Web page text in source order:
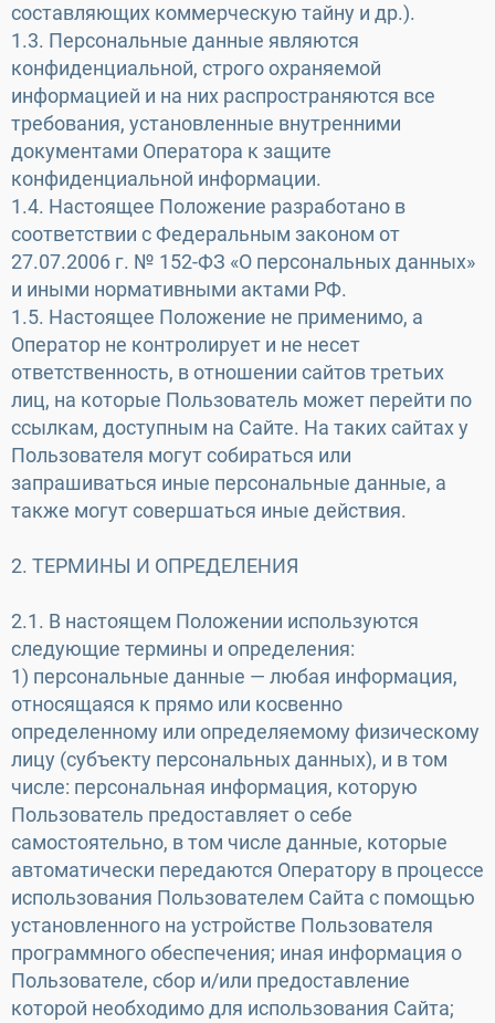
составляющих коммерческую тайну и др.).
1.3. Персональные данные являются
конфиденциальной, строго охраняемой
информацией и на них распространяются все
требования, установленные внутренними
документами Оператора к защите
конфиденциальной информации.
1.4. Настоящее Положение разработано в
соответствии с Федеральным законом от
27.07.2006 г. № 152-ФЗ «О персональных данных»
и иными нормативными актами РФ.
1.5. Настоящее Положение не применимо, а
Оператор не контролирует и не несет
ответственность, в отношении сайтов третьих
лиц, на которые Пользователь может перейти по
ссылкам, доступным на Сайте. На таких сайтах у
Пользователя могут собираться или
запрашиваться иные персональные данные, а
также могут совершаться иные действия.
2. ТЕРМИНЫ И ОПРЕДЕЛЕНИЯ
2.1. В настоящем Положении используются
следующие термины и определения:
1) персональные данные — любая информация,
относящаяся к прямо или косвенно
определенному или определяемому физическому
лицу (субъекту персональных данных), и в том
числе: персональная информация, которую
Пользователь предоставляет о себе
самостоятельно, в том числе данные, которые
автоматически передаются Оператору в процессе
использования Пользователем Сайта с помощью
установленного на устройстве Пользователя
программного обеспечения; иная информация о
Пользователе, сбор и/или предоставление
которой необходимо для использования Сайта;